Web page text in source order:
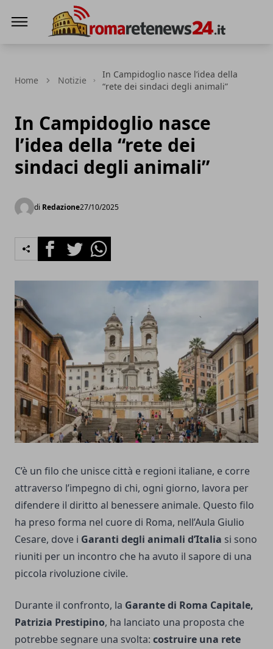
Home Notizie
In Campidoglio nasce l’idea della
“rete dei sindaci degli animali”
In Campidoglio nasce
l’idea della “rete dei
sindaci degli animali”
di Redazione27/10/2025
FacebookTwitterWhatsapp
C’è un filo che unisce città e regioni italiane, e corre
attraverso l’impegno di chi, ogni giorno, lavora per
difendere il diritto al benessere animale. Questo filo
ha preso forma nel cuore di Roma, nell’Aula Giulio
Cesare, dove i Garanti degli animali d’Italia si sono
riuniti per un incontro che ha avuto il sapore di una
piccola rivoluzione civile.
Durante il confronto, la Garante di Roma Capitale,
Patrizia Prestipino, ha lanciato una proposta che
potrebbe segnare una svolta: costruire una rete